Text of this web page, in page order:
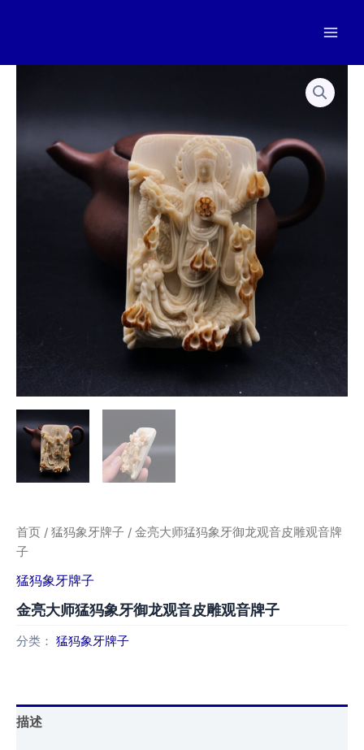
首页 / 猛犸象牙牌子 / 金亮大师猛犸象牙御龙观音皮雕观音牌
子
猛犸象牙牌子
金亮大师猛犸象牙御龙观音皮雕观音牌子
分类： 猛犸象牙牌子
描述